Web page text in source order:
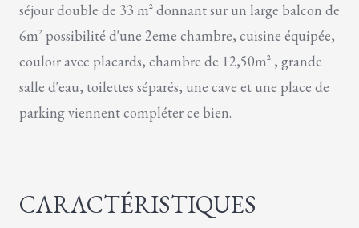
séjour double de 33 m² donnant sur un large balcon de
6m² possibilité d'une 2eme chambre, cuisine équipée,
couloir avec placards, chambre de 12,50m² , grande
salle d'eau, toilettes séparés, une cave et une place de
parking viennent compléter ce bien.
CARACTÉRISTIQUES